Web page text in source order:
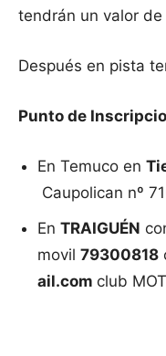
tendrán un valor de
Después en pista
Punto de
En Temuco en
Caupolican nº
En TRAIGUÉN
movil 79300818
ail.com club